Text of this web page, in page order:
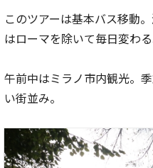
このツアーは基本バス移動
はローマを除いて毎日変わる
午前中はミラノ市内観光。
い街並み。